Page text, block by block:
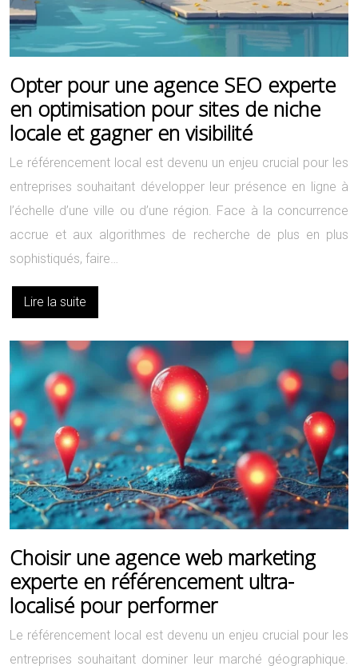
Opter pour une agence SEO experte
en optimisation pour sites de niche
locale et gagner en visibilité
Le référencement local est devenu un enjeu crucial pour les
entreprises souhaitant développer leur présence en ligne à
l’échelle d’une ville ou d’une région. Face à la concurrence
accrue et aux algorithmes de recherche de plus en plus
sophistiqués, faire…
Lire la suite
Choisir une agence web marketing
experte en référencement ultra-
localisé pour performer
Le référencement local est devenu un enjeu crucial pour les
entreprises souhaitant dominer leur marché géographique.